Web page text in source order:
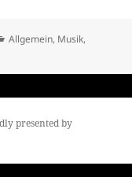
Kategorien
Allgemein, Musik,
LAMMFROMM
presented by